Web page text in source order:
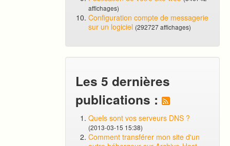
affichages)
Configuration compte de messagerie
sur un logiciel (292727 affichages)
Les 5 dernières
publications :
Quels sont vos serveurs DNS ?
(2013-03-15 15:38)
Comment transférer mon site d'un